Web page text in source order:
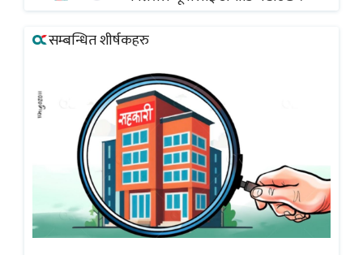
सम्बन्धित शीर्षकहरु